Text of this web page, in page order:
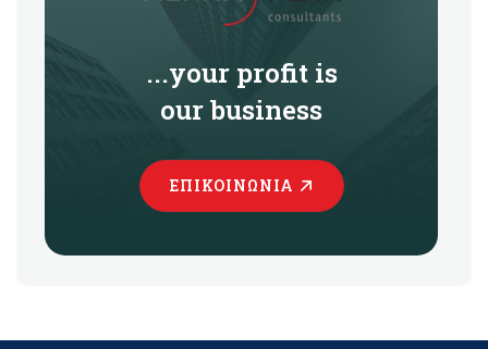
...your profit is
our business
ΕΠΙΚΟΙΝΩΝΊΑ